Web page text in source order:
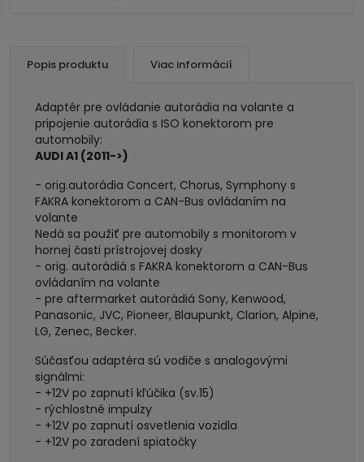
Popis produktu Viac informácií
Adaptér pre ovládanie autorádia na volante a
pripojenie autorádia s ISO konektorom pre
automobily:
AUDI A1 (2011->)
- orig.autorádia Concert, Chorus, Symphony s
FAKRA konektorom a CAN-Bus ovládaním na
volante
Nedá sa použiť pre automobily s monitorom v
hornej časti prístrojovej dosky
- orig. autorádiá s FAKRA konektorom a CAN-Bus
ovládaním na volante
- pre aftermarket autorádiá Sony, Kenwood,
Panasonic, JVC, Pioneer, Blaupunkt, Clarion, Alpine,
LG, Zenec, Becker.
Súčasťou adaptéra sú vodiče s analogovými
signálmi:
- +12V po zapnutí kľúčika (sv.15)
- rýchlostné impulzy
- +12V po zapnutí osvetlenia vozidla
- +12V po zaradení spiatočky